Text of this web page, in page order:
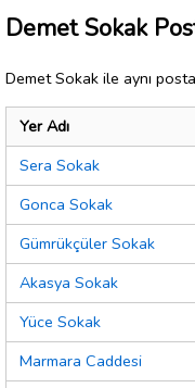
Demet Sokak
Demet Sokak ile aynı
Yer Adı
Sera Sokak
Gonca Sokak
Gümrükçüler Sokak
Akasya Sokak
Yüce Sokak
Marmara Caddesi